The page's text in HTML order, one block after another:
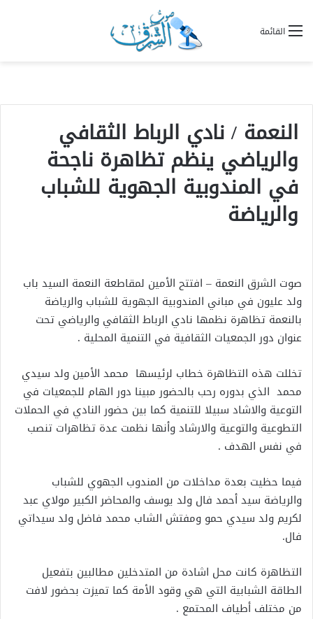
القائمة
النعمة / نادي الرباط الثقافي
والرياضي ينظم تظاهرة ناجحة
في المندوبية الجهوية للشباب
والرياضة
صوت الشرق النعمة – افتتح الأمين لمقاطعة النعمة السيد باب
ولد عليون في مباني المندوبية الجهوية للشباب والرياضة
بالنعمة تظاهرة نظمها نادي الرباط الثقافي والرياضي تحت
عنوان دور الجمعيات الثقافية في التنمية المحلية .
تخللت هذه التظاهرة خطاب لرئيسها محمد الأمين ولد سيدي
محمد الذي بدوره رحب بالحضور مبينا دور الهام للجمعيات في
التوعية والاشاد سبيلا للتنمية كما بين حضور النادي في الحملات
التطوعية والتوعية والارشاد وأنها نظمت عدة تظاهرات تنصب
في نفس الهدف .
فيما حظيت بعدة مداخلات من المندوب الجهوي للشباب
والرياضة سيد أحمد فال ولد يوسف والمحاضر الكبير مولاي عبد
لكريم ولد سيدي حمو ومفتش الشاب محمد فاضل ولد سيداتي
فال.
التظاهرة كانت محل اشادة من المتدخلين مطالبين بتفعيل
الطاقة الشبابية التي هي وقود الأمة كما تميزت بحضور لافت
من مختلف أطياف المحتمع .